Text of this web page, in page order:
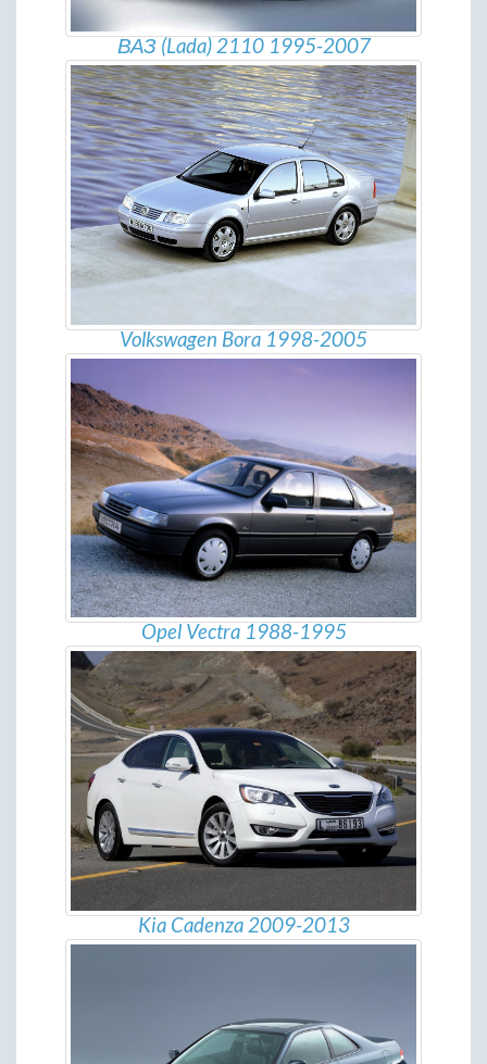
ВАЗ (Lada) 2110 1995-2007
Volkswagen Bora 1998-2005
Opel Vectra 1988-1995
Kia Cadenza 2009-2013